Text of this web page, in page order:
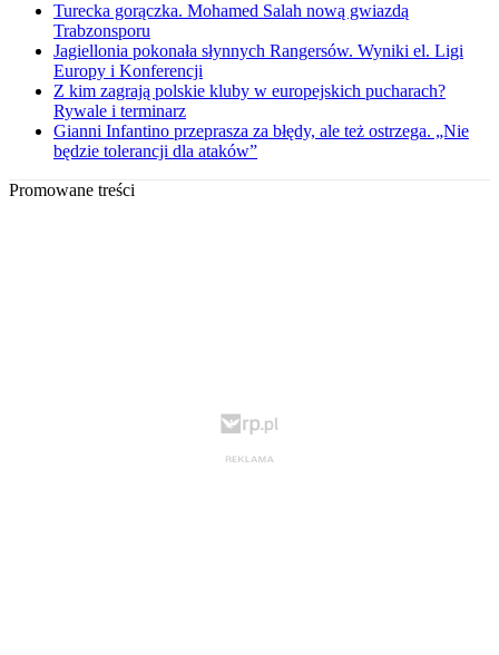
Turecka gorączka. Mohamed Salah nową gwiazdą
Trabzonsporu
Jagiellonia pokonała słynnych Rangersów. Wyniki el. Ligi
Europy i Konferencji
Z kim zagrają polskie kluby w europejskich pucharach?
Rywale i terminarz
Gianni Infantino przeprasza za błędy, ale też ostrzega. „Nie
będzie tolerancji dla ataków”
Promowane treści